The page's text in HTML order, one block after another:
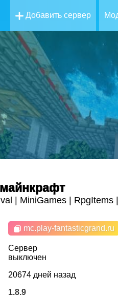
Добавить сервер
| MiniGames | RpgItems
mc.play-fantasticgrand.ru
Сервер
выключен
20674 дней назад
1.8.9